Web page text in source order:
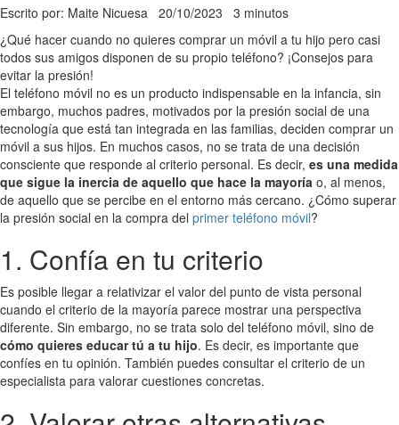
Escrito por: Maite Nicuesa 20/10/2023 3 minutos
¿Qué hacer cuando no quieres comprar un móvil a tu hijo pero casi
todos sus amigos disponen de su propio teléfono? ¡Consejos para
evitar la presión!
El teléfono móvil no es un producto indispensable en la infancia, sin
embargo, muchos padres, motivados por la presión social de una
tecnología que está tan integrada en las familias, deciden comprar un
móvil a sus hijos. En muchos casos, no se trata de una decisión
consciente que responde al criterio personal. Es decir, es una medida
que sigue la inercia de aquello que hace la mayoría o, al menos,
de aquello que se percibe en el entorno más cercano. ¿Cómo superar
la presión social en la compra del primer teléfono móvil?
1. Confía en tu criterio
Es posible llegar a relativizar el valor del punto de vista personal
cuando el criterio de la mayoría parece mostrar una perspectiva
diferente. Sin embargo, no se trata solo del teléfono móvil, sino de
cómo quieres educar tú a tu hijo. Es decir, es importante que
confíes en tu opinión. También puedes consultar el criterio de un
especialista para valorar cuestiones concretas.